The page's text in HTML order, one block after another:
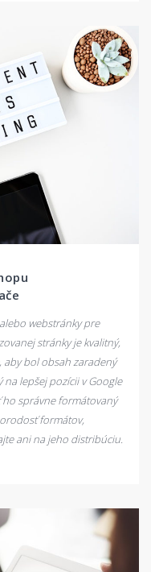
webstránky pre
stránky je kvalitný,
aby bol obsah zaradený
lepšej pozícii v Google
správne formátovaný
formátov,
ani na jeho distribúciu.